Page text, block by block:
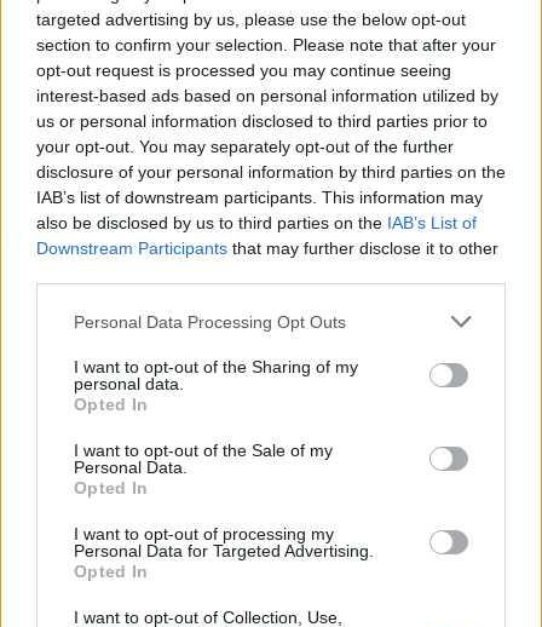
targeted advertising by us, please use the below opt-out
section to confirm your selection. Please note that after your
opt-out request is processed you may continue seeing
interest-based ads based on personal information utilized by
us or personal information disclosed to third parties prior to
your opt-out. You may separately opt-out of the further
disclosure of your personal information by third parties on the
IAB’s list of downstream participants. This information may
also be disclosed by us to third parties on the IAB’s List of
Downstream Participants that may further disclose it to other
Personal Data Processing Opt Outs
I want to opt-out of the Sharing of my
personal data.
Opted In
I want to opt-out of the Sale of my
Personal Data.
Opted In
I want to opt-out of processing my
Personal Data for Targeted Advertising.
Opted In
I want to opt-out of Collection, Use,
Χρηματιστήριο: Πτώση κατά 0,59%, στα 320,42
εκατ. ευρώ ο τζίρος
06/08/2026 - 18:10 ΟΙΚΟΝΟΜΙΑ
Από τις 28 Αυγούστου η ψηφιακή ενεργοποίηση
της Κάρτας Αγρότη μέσω της ΕΑΕ 2026
06/08/2026 - 16:51 ΟΙΚΟΝΟΜΙΑ
Κυβερνητική Επιτροπή Βιομηχανίας- Κ.
06/08/2026 - 17:18 ΠΟΛΙΤΙΚΗ
ΟΠΕΚΑ: Αύριο η δεύτερη πληρωμή των δικαιούχων
του Λογαριασμού Αγροτικής Εστίας
Έρευνα ΕΟΤ: Η Ελλάδα στις κορυφαίες επιλογές
των Ευρωπαίων ταξιδιωτών
07/08/2026 - 10:56 ΤΟΥΡΙΣΜΟΣ